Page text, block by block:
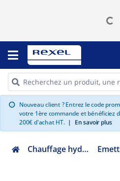
info Nouveau client ? Entrez le code
votre 1ère commande et bénéficiez
200€ d'achat HT. | En savoir plus
Chauffage hydraulique et plomberie